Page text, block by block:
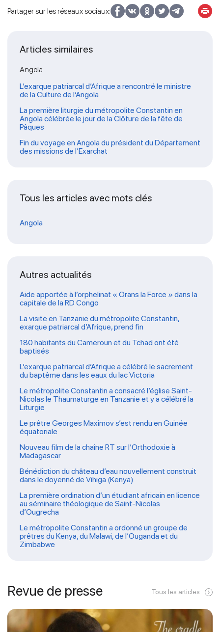
Partager sur les réseaux sociaux:
Articles similaires
Angola
L’exarque patriarcal d’Afrique a rencontré le ministre
de la Culture de l’Angola
La première liturgie du métropolite Constantin en
Angola célébrée le jour de la Clôture de la fête de
Pâques
Fin du voyage en Angola du président du Département
des missions de l’Exarchat
Tous les articles avec mots clés
Angola
Autres actualités
Aide apportée à l’orphelinat « Orans la Force » dans la
capitale de la RD Congo
La visite en Tanzanie du métropolite Constantin,
exarque patriarcal d’Afrique, prend fin
180 habitants du Cameroun et du Tchad ont été
baptisés
L’exarque patriarcal d’Afrique a célébré le sacrement
du baptême dans les eaux du lac Victoria
Le métropolite Constantin a consacré l’église Saint-
Nicolas le Thaumaturge en Tanzanie et y a célébré la
Liturgie
Le prêtre Georges Maximov s’est rendu en Guinée
équatoriale
Nouveau film de la chaîne RT sur l’Orthodoxie à
Madagascar
Bénédiction du château d’eau nouvellement construit
dans le doyenné de Vihiga (Kenya)
La première ordination d’un étudiant africain en licence
au séminaire théologique de Saint-Nicolas
d’Ougrecha
Le métropolite Constantin a ordonné un groupe de
prêtres du Kenya, du Malawi, de l’Ouganda et du
Zimbabwe
Revue de presse Tous les articles